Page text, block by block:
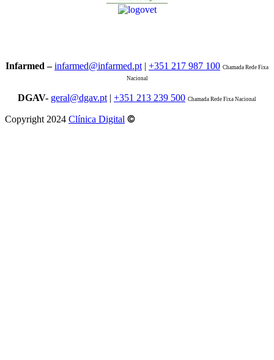
Infarmed –infarmed@infarmed.pt | +351 217 987 100 Chamada Rede Fixa
Nacional
DGAV- geral@dgav.pt | +351 213 239 500 Chamada Rede Fixa Nacional
Copyright 2024 Clínica Digital ©